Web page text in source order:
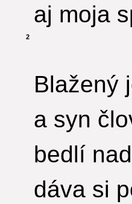
aj moja
2
Blažený
a syn
bedlí
dáva si